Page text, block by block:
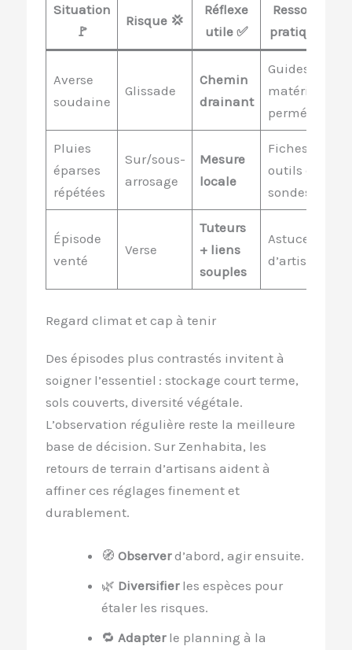
Situation
🚩
Risque 💢
Réflexe
utile ✅
Ressource
pratique 🧡
Averse
soudaine
Glissade
Chemin
drainant
Guides
matériaux
perméables
Pluies
éparses
répétées
Sur/sous-
arrosage
Mesure
locale
Fiches
outils et
sondes
Épisode
venté
Verse
Tuteurs
+ liens
souples
Astuces
d’artisans
Regard climat et cap à tenir
Des épisodes plus contrastés invitent à
soigner l’essentiel : stockage court terme,
sols couverts, diversité végétale.
L’observation régulière reste la meilleure
base de décision. Sur Zenhabita, les
retours de terrain d’artisans aident à
affiner ces réglages finement et
durablement.
🧭 Observerd’abord, agir ensuite.
🌿 Diversifierles espèces pour
étaler les risques.
🔁 Adapterle planning à la